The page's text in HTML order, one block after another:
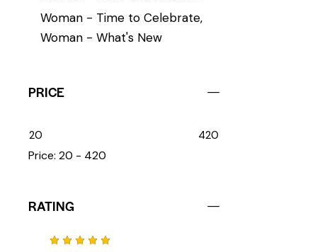
Woman - Time to Celebrate,
Woman - What's New
PRICE
20 420
Price: 20 - 420
RATING